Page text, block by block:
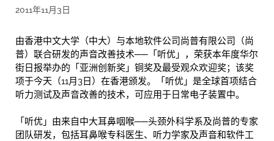
2011年11月3日
由香港中文大学（中大）与本地软件公司尚普有限公司（尚
普）联合研发的声音改善技术──「听优」，荣获本年度华尔
街日报举办的「亚洲创新奖」铜奖及最受观众欢迎奖；该奖
项于今天（11月3日）在香港颁发。「听优」是全球首项结合
听力测试及声音改善的技术，可应用于日常电子装置中。
「听优」由来自中大耳鼻咽喉──头颈外科学系及尚普的专家
团队研发，包括耳鼻喉专科医生、听力学家及声音和软件工